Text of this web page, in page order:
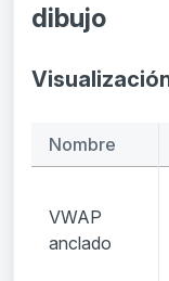
dibujo
Nombre
VWAP
anclado